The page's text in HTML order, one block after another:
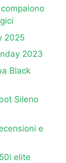
2025
2023
Black
Sileno
e
elite